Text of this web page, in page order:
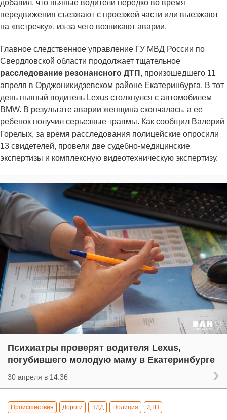
добавил, что пьяные водители нередко во время
передвижения съезжают с проезжей части или выезжают
на «встречку», из-за чего возникают аварии.
Главное следственное управление ГУ МВД России по
Свердловской области продолжает тщательное
расследование резонансного ДТП , произошедшего 11
апреля в Орджоникидзевском районе Екатеринбурга. В тот
день пьяный водитель Lexus столкнулся с автомобилем
BMW. В результате аварии женщина скончалась, а ее
ребенок получил серьезные травмы. Как сообщил Валерий
Горелых, за время расследования полицейские опросили
13 свидетелей, провели две судебно-медицинские
экспертизы и комплексную видеотехническую экспертизу.
Психиатры проверят водителя Lexus,
погубившего молодую маму в Екатеринбурге
30 апреля в 14:36
Происшествия Дороги ПДД Полиция ДТП